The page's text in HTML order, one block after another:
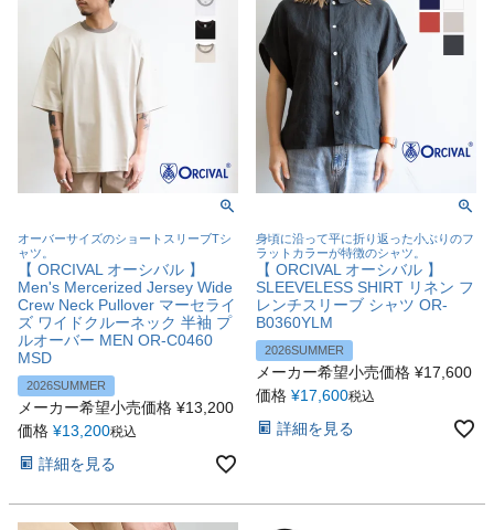
オーバーサイズのショートスリーブTシ
ャツ。
【 ORCIVAL オーシバル 】
Men's Mercerized Jersey Wide
Crew Neck Pullover マーセライ
ズ ワイドクルーネック 半袖 プ
ルオーバー MEN OR-C0460
MSD
2026SUMMER
メーカー希望小売価格 ¥13,200
価格 ¥13,200税込
詳細を見る
身頃に沿って平に折り返った小ぶりのフ
ラットカラーが特徴のシャツ。
【 ORCIVAL オーシバル 】
SLEEVELESS SHIRT リネン フ
レンチスリーブ シャツ OR-
B0360YLM
2026SUMMER
メーカー希望小売価格 ¥17,600
価格 ¥17,600税込
詳細を見る